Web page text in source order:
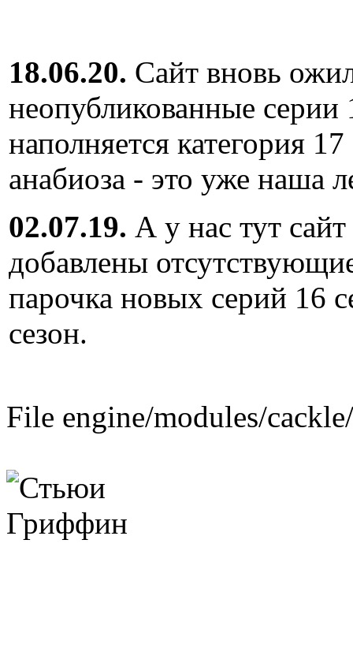
18.06.20. Сайт вновь
неопубликованные серии
наполняется категория
анабиоза - это уже наша
02.07.19. А у нас тут
добавлены
парочка новых серий 16
сезон.
File engine/modules/